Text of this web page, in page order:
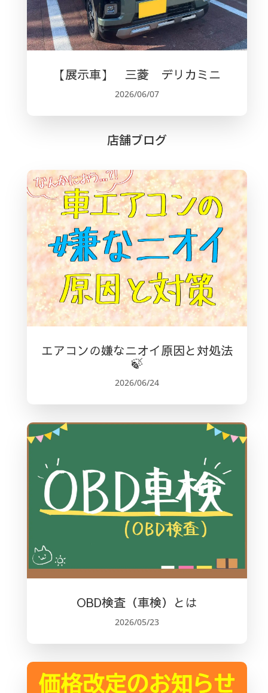
【展示車】 三菱 デリカミニ
2026/06/07
店舗ブログ
エアコンの嫌なニオイ原因と対処法
🍃
2026/06/24
OBD検査（車検）とは
2026/05/23